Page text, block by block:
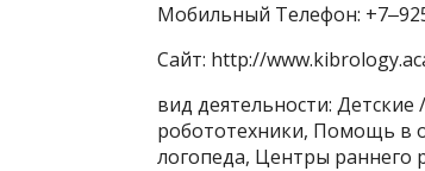
Мобильный Телефон:
Сайт: http://
вид деятельности:
робототехники, Помощь в
логопеда, Центры раннего